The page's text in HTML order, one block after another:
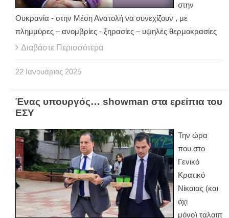
στην
Ουκρανία - στην Μέση Ανατολή να συνεχίζουν , με
πλημμύρες – ανομβρίες - ξηρασίες – υψηλές θερμοκρασίες
Διαβάστε Περισσότερα
22 Ιανουάριος 2025
Ένας υπουργός… showman στα ερείπια του
ΕΣΥ
Την ώρα
που στο
Γενικό
Κρατικό
Νίκαιας (και
όχι
μόνο) ταλαιπ